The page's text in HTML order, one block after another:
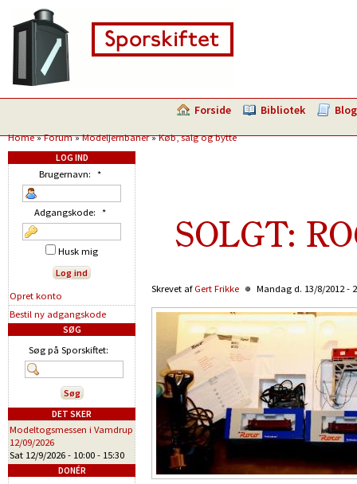
Forside Bibliotek Blog
Home»Forum»Modeljernbaner»Køb, salg og bytte
SOLGT:
Skrevet af Gert Frikke Mandag d. 13/8/2012 -
LOG IND
Brugernavn: *
Adgangskode: *
Husk mig
Opret konto
Bestil ny adgangskode
SØG
Søg på Sporskiftet:
DET SKER
Modeltogsmessen i Vamdrup
12/09/2026
Sat 12/9/2026 - 10:00 - 15:30
DONÉR